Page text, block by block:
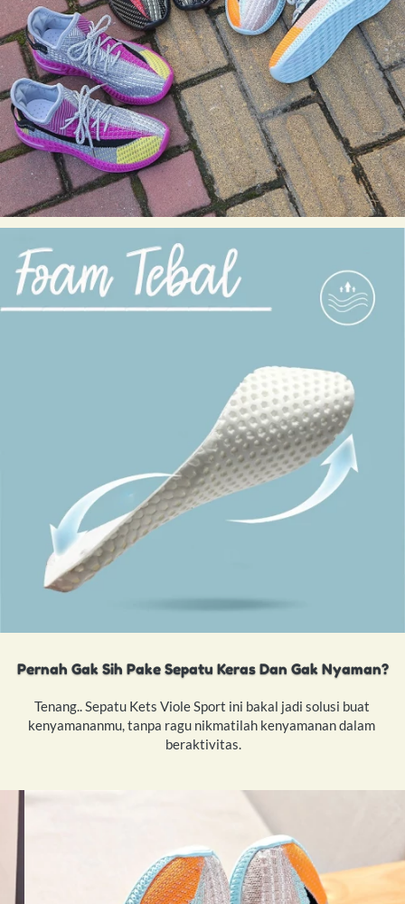
Pernah Gak Sih Pake Sepatu Keras Dan Gak Nyaman?
Tenang.. Sepatu Kets Viole Sport ini bakal jadi solusi buat
kenyamananmu, tanpa ragu nikmatilah kenyamanan dalam
beraktivitas.